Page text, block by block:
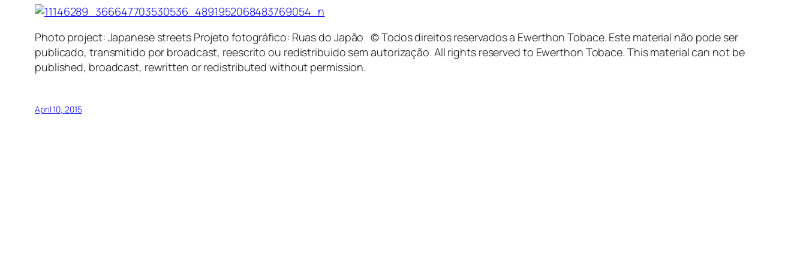
Photo project: Japanese streets Projeto fotográfico: Ruas do Japão © Todos direitos reservados a Ewerthon Tobace. Este material não pode ser
publicado, transmitido por broadcast, reescrito ou redistribuído sem autorização. All rights reserved to Ewerthon Tobace. This material can not be
published, broadcast, rewritten or redistributed without permission.
April 10, 2015